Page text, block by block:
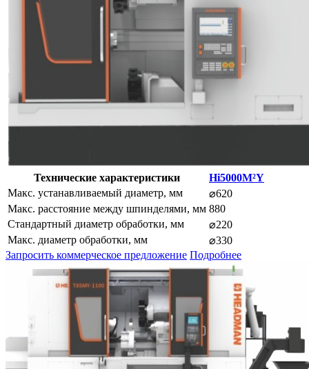
Технические характеристики
Hi5000M²Y
Макс. устанавливаемый диаметр, мм
⌀620
Макс. расстояние между шпинделями, мм 880
Стандартный диаметр обработки, мм
⌀220
Макс. диаметр обработки, мм
⌀330
Запросить коммерческое предложение Подробнее